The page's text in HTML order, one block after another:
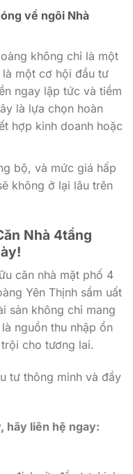
về ngôi Nhà
không chỉ là một
một cơ hội đầu tư
ngay lập tức và tiềm
là lựa chọn hoàn
hợp kinh doanh hoặc
bộ, và mức giá hấp
không ở lại lâu trên
Nhà 4tầng
căn nhà mặt phố 4
Yên Thịnh sầm uất
sản không chỉ mang
nguồn thu nhập ổn
cho tương lai.
tư thông minh và đầy
hãy liên hệ ngay: